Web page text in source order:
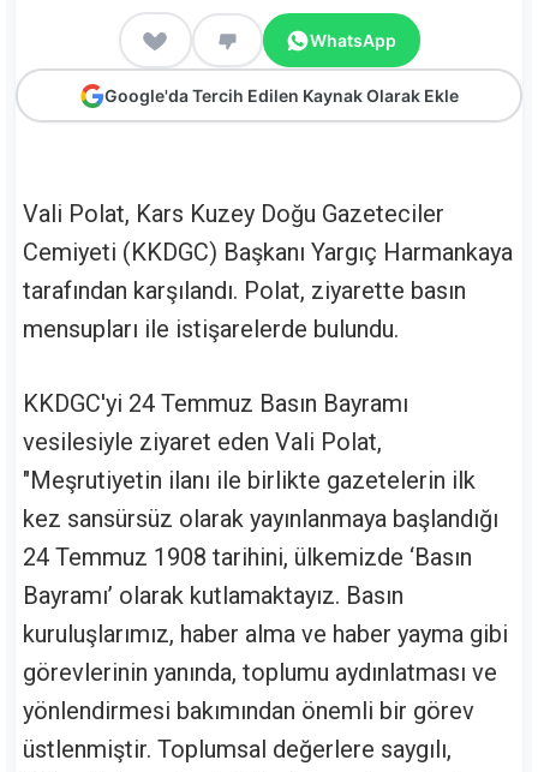
WhatsApp
Google'da Tercih Edilen Kaynak Olarak Ekle
Vali Polat, Kars Kuzey Doğu Gazeteciler
Cemiyeti (KKDGC) Başkanı Yargıç Harmankaya
tarafından karşılandı. Polat, ziyarette basın
mensupları ile istişarelerde bulundu.
KKDGC'yi 24 Temmuz Basın Bayramı
vesilesiyle ziyaret eden Vali Polat,
"Meşrutiyetin ilanı ile birlikte gazetelerin ilk
kez sansürsüz olarak yayınlanmaya başlandığı
24 Temmuz 1908 tarihini, ülkemizde ‘Basın
Bayramı’ olarak kutlamaktayız. Basın
kuruluşlarımız, haber alma ve haber yayma gibi
görevlerinin yanında, toplumu aydınlatması ve
yönlendirmesi bakımından önemli bir görev
üstlenmiştir. Toplumsal değerlere saygılı,